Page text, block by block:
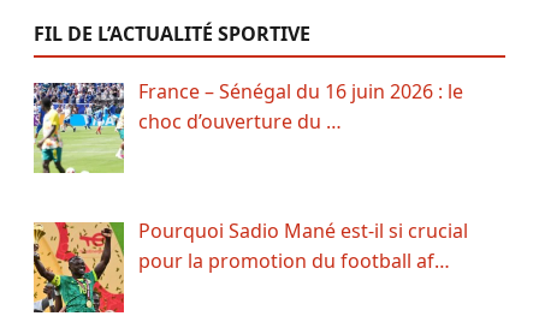
FIL DE L’ACTUALITÉ SPORTIVE
France – Sénégal du 16 juin 2026 : le
choc d’ouverture du …
Pourquoi Sadio Mané est-il si crucial
pour la promotion du football af…